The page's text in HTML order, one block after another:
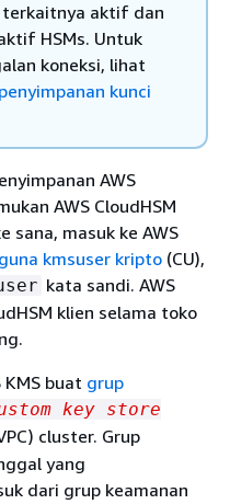
terkaitnya aktif dan
HSMs. Untuk
koneksi, lihat
kunci
AWS
AWS CloudHSM
sana, masuk ke AWS
kmsuser kripto (CU),
kata sandi. AWS
klien selama toko
buat grup
key store
cluster. Grup
yang
dari grup keamanan